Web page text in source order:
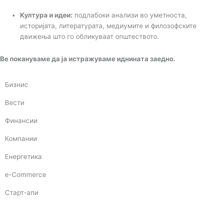
Култура и идеи: подлабоки анализи во уметноста,
историјата, литературата, медиумите и филозофските
движења што го обликуваат општеството.
Ве покануваме да ја истражуваме иднината заедно.
Бизнис
Вести
Финансии
Компании
Енергетика
e-Commerce
Старт-апи